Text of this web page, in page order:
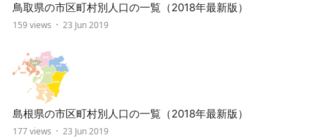
鳥取県の市区町村別人口の一覧（2018年最新版）
159 views 23 Jun 2019
島根県の市区町村別人口の一覧（2018年最新版）
177 views 23 Jun 2019